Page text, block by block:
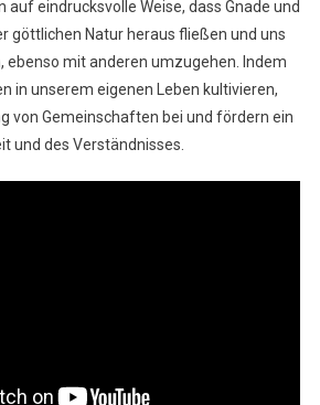
auf eindrucksvolle Weise, dass Gnade und
göttlichen Natur heraus fließen und uns
ebenso mit anderen umzugehen. Indem
in unserem eigenen Leben kultivieren,
von Gemeinschaften bei und fördern ein
und des Verständnisses.